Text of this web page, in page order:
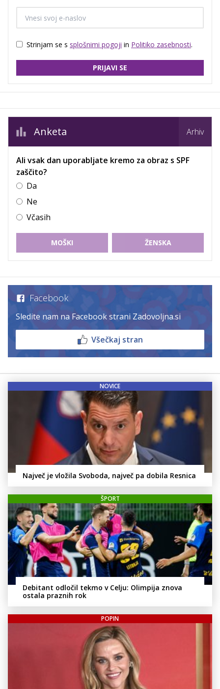
Strinjam se s splošnimi pogoji in Politiko zasebnosti.
PRIJAVI SE
Anketa Arhiv
Ali vsak dan uporabljate kremo za obraz s SPF
zaščito?
Da
Ne
Včasih
MOŠKI ŽENSKA
Facebook
Sledite nam na Facebook strani Zadovoljna.si
Všečkaj stran
NOVICE
Največ je vložila Svoboda, največ pa dobila Resnica
ŠPORT
Debitant odločil tekmo v Celju: Olimpija znova
ostala praznih rok
POPIN